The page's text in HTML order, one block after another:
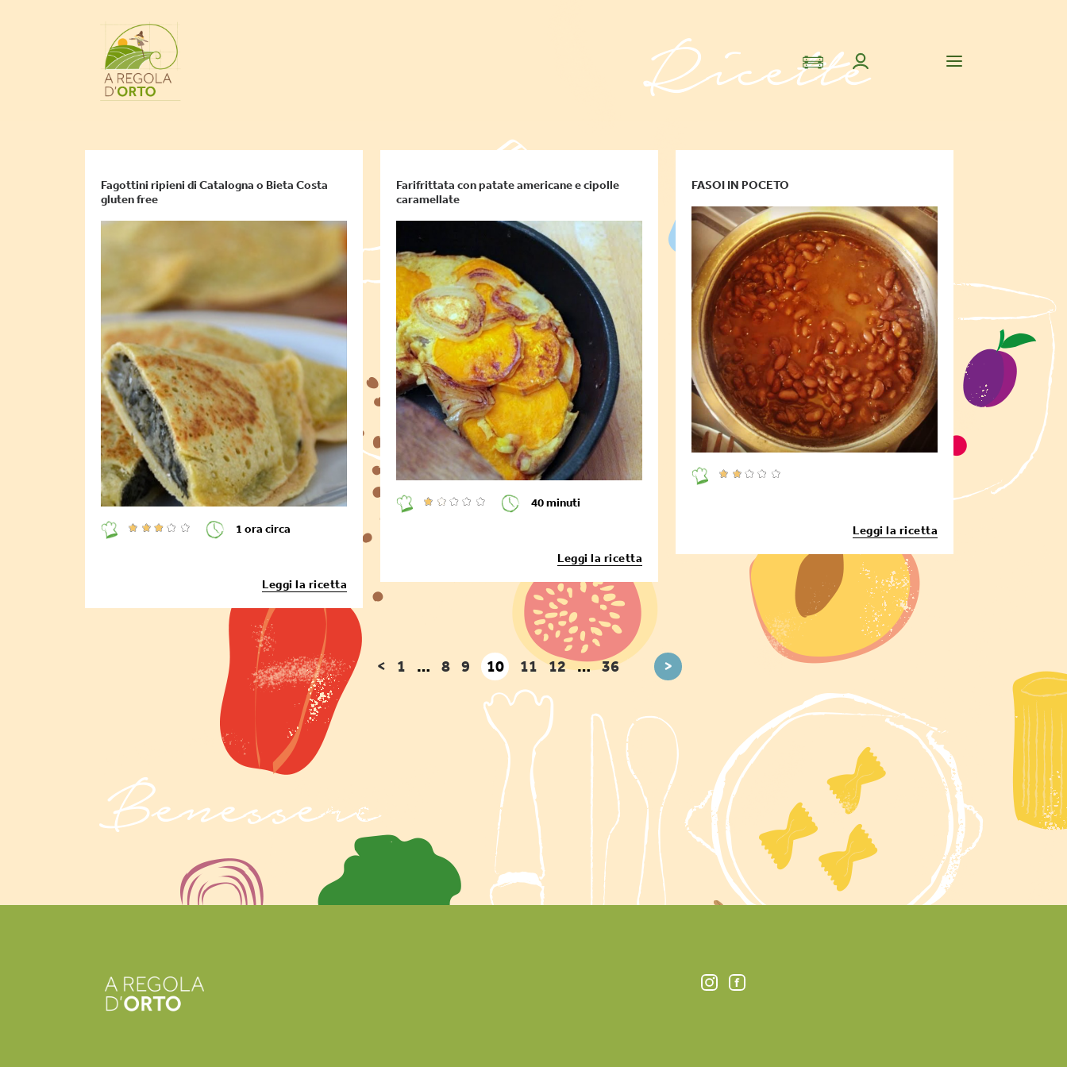
Fagottini ripieni di Catalogna o Bieta Costa
gluten free
1 ora circa
Leggi la ricetta
Farifrittata con patate americane e cipolle
caramellate
40 minuti
Leggi la ricetta
FASOI IN POCETO
Leggi la ricetta
< 1 … 8 9 10 11 12 … 36 >